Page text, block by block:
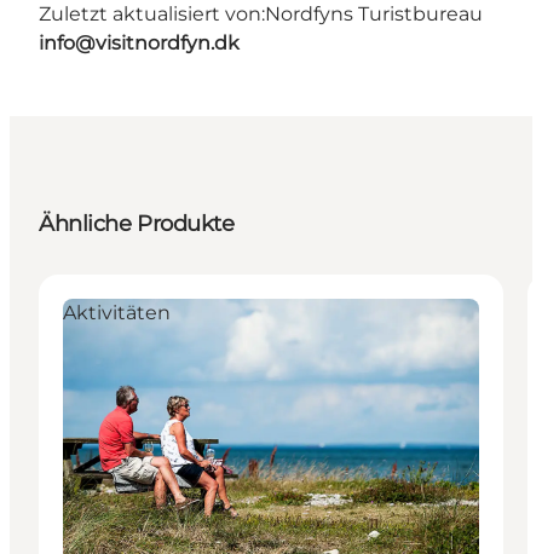
Zuletzt aktualisiert von:Nordfyns Turistbureau
info@visitnordfyn.dk
Ähnliche Produkte
Aktivitäten